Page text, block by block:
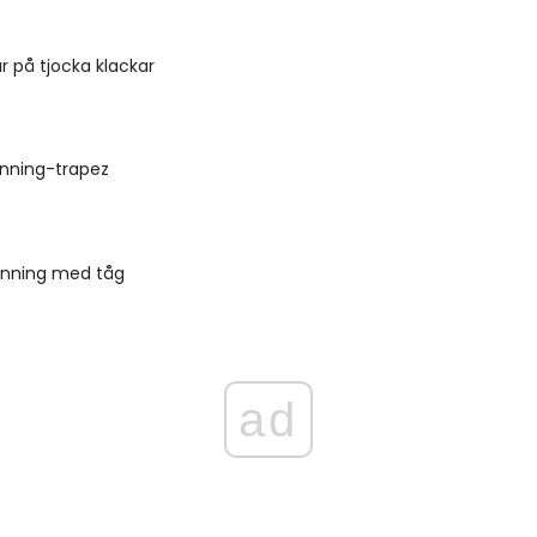
på tjocka klackar
trapez
med tåg
ad